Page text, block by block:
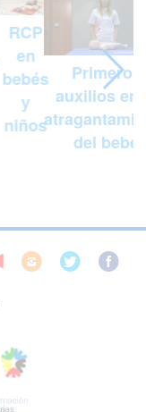
RCP
en
bebés
y
niños
Primeros
auxilios en
del bebé